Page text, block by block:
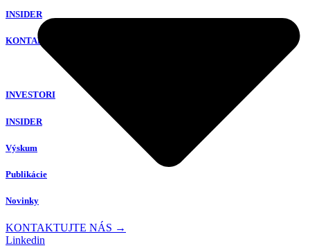
INSIDER
KONTAKT
INVESTORI
INSIDER
Výskum
Publikácie
Novinky
KONTAKTUJTE NÁS →
Linkedin